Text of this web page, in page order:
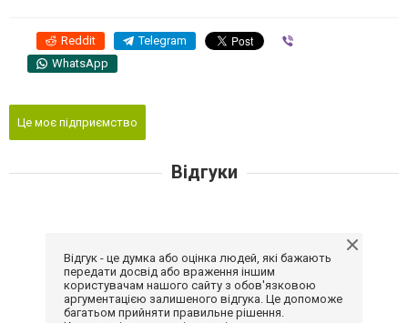
Reddit Telegram
WhatsApp
Це моє підприємство
Відгуки
Відгук - це думка або оцінка людей, які бажають
передати досвід або враження іншим
користувачам нашого сайту з обов'язковою
аргументацією залишеного відгука. Це допоможе
багатьом прийняти правильне рішення.